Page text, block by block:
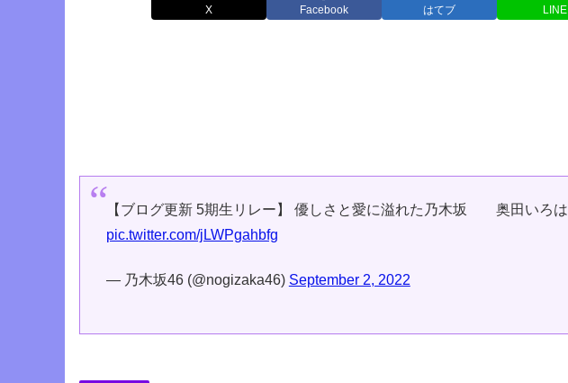
X Facebook はてブ LINE
【ブログ更新 5期生リレー】 優しさと愛に溢れた乃木坂 奥田いろは
pic.twitter.com/jLWPgahbfg
— 乃木坂46 (@nogizaka46) September 2, 2022